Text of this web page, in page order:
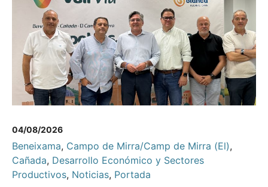
04/08/2026
Beneixama, Campo de Mirra/Camp de Mirra (El),
Cañada, Desarrollo Económico y Sectores
Productivos, Noticias, Portada